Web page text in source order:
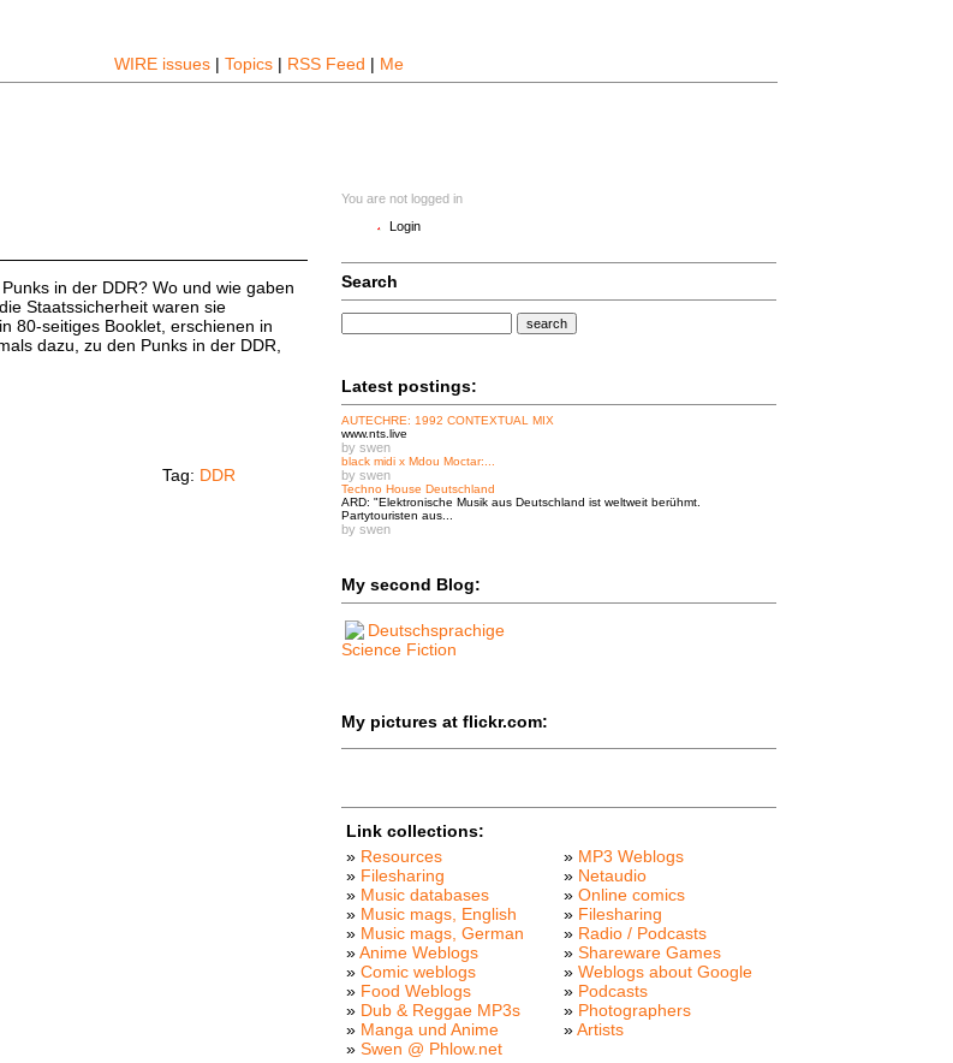
WIRE issues | Topics | RSS Feed | Me
in der DDR? Wo und wie gaben
Staatssicherheit waren sie
80-seitiges Booklet, erschienen in
dazu, zu den Punks in der DDR,
Tag: DDR
You are not logged in
Login
Search
search
Latest postings:
AUTECHRE: 1992 CONTEXTUAL MIX
www.nts.live
by swen
black midi x Mdou Moctar:...
by swen
Techno House Deutschland
ARD: "Elektronische Musik aus Deutschland ist weltweit berühmt.
Partytouristen aus...
by swen
My second Blog:
Deutschsprachige
Science Fiction
My pictures at flickr.com:
Link collections:
» Resources
» Filesharing
» Music databases
» Music mags, English
» Music mags, German
»Anime Weblogs
» Comic weblogs
» Food Weblogs
» Dub & Reggae MP3s
» Manga und Anime
» Swen @ Phlow.net
» MP3 Weblogs
» Netaudio
» Online comics
» Filesharing
» Radio / Podcasts
» Shareware Games
» Weblogs about Google
» Podcasts
» Photographers
»Artists